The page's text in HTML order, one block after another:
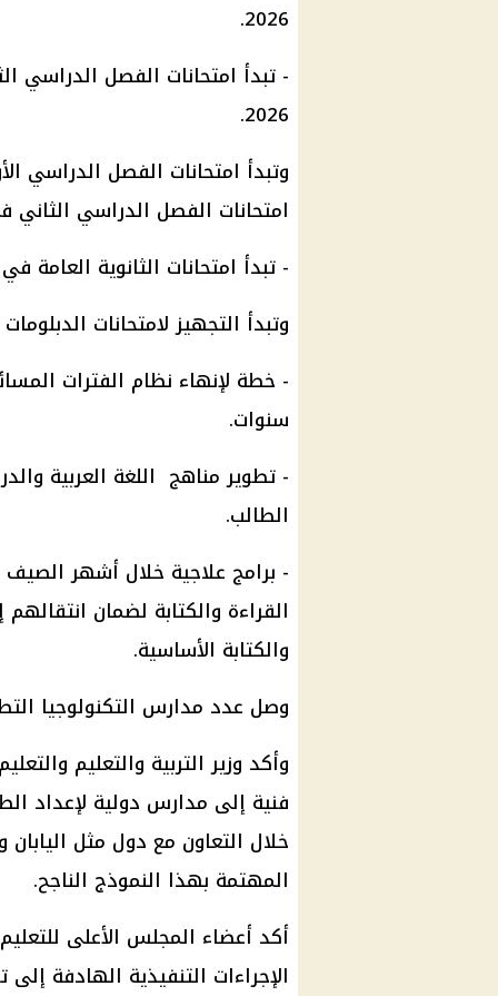
2026.
2026.
امتحانات الفصل الدراسي الثاني في 4 يونيو
- تبدأ امتحانات الثانوية العامة في 20 يونيو
وتبدأ التجهيز لامتحانات الدبلومات الفنية
- خطة لإنهاء نظام الفترات
سنوات.
- تطوير مناهج اللغة العربية
الطالب.
- برامج علاجية خلال أشهر
القراءة والكتابة لضمان
والكتابة الأساسية.
وصل عدد مدارس التكنولوجيا
فنية إلى مدارس دولية لإعداد
خلال التعاون مع دول مثل
المهتمة بهذا النموذج الناجح.
أكد أعضاء المجلس الأعلى
الإجراءات التنفيذية الهادفة